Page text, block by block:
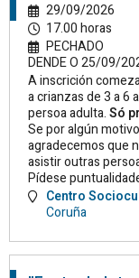
29/09/2026
17.00 horas
PECHADO
DENDE O 25/09/
A inscrición
a crianzas de 3 a 6
persoa adulta.Só
Se por algún
agradecemos que
asistir outras
Pídese
Centro
Coruña